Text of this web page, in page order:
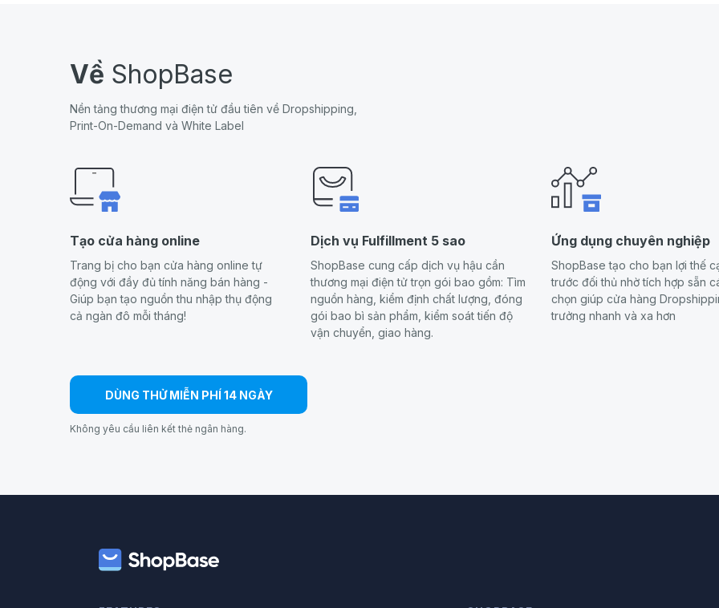
Về ShopBase
Nền tảng thương mại điện tử đầu tiên về Dropshipping,
Print-On-Demand và White Label
Tạo cửa hàng online
Trang bị cho bạn cửa hàng online tự
động với đầy đủ tính năng bán hàng -
Giúp bạn tạo nguồn thu nhập thụ động
cả ngàn đô mỗi tháng!
Dịch vụ Fulfillment 5 sao
ShopBase cung cấp dịch vụ hậu cần
thương mại điện tử trọn gói bao gồm: Tìm
nguồn hàng, kiểm định chất lượng, đóng
gói bao bì sản phẩm, kiểm soát tiến độ
vận chuyển, giao hàng.
Ứng dụng chuyên nghiệp
ShopBase tạo cho bạn lợi thế
trước đối thủ nhờ tích hợp sẵn
chọn giúp cửa hàng
trưởng nhanh và xa hơn
DÙNG THỬ MIỄN PHÍ 14 NGÀY
Không yêu cầu liên kết thẻ ngân hàng.